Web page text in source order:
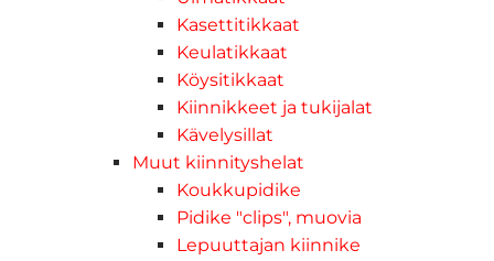
Kasettitikkaat
Keulatikkaat
Köysitikkaat
Kiinnikkeet ja tukijalat
Kävelysillat
Muut kiinnityshelat
Koukkupidike
Pidike "clips", muovia
Lepuuttajan kiinnike